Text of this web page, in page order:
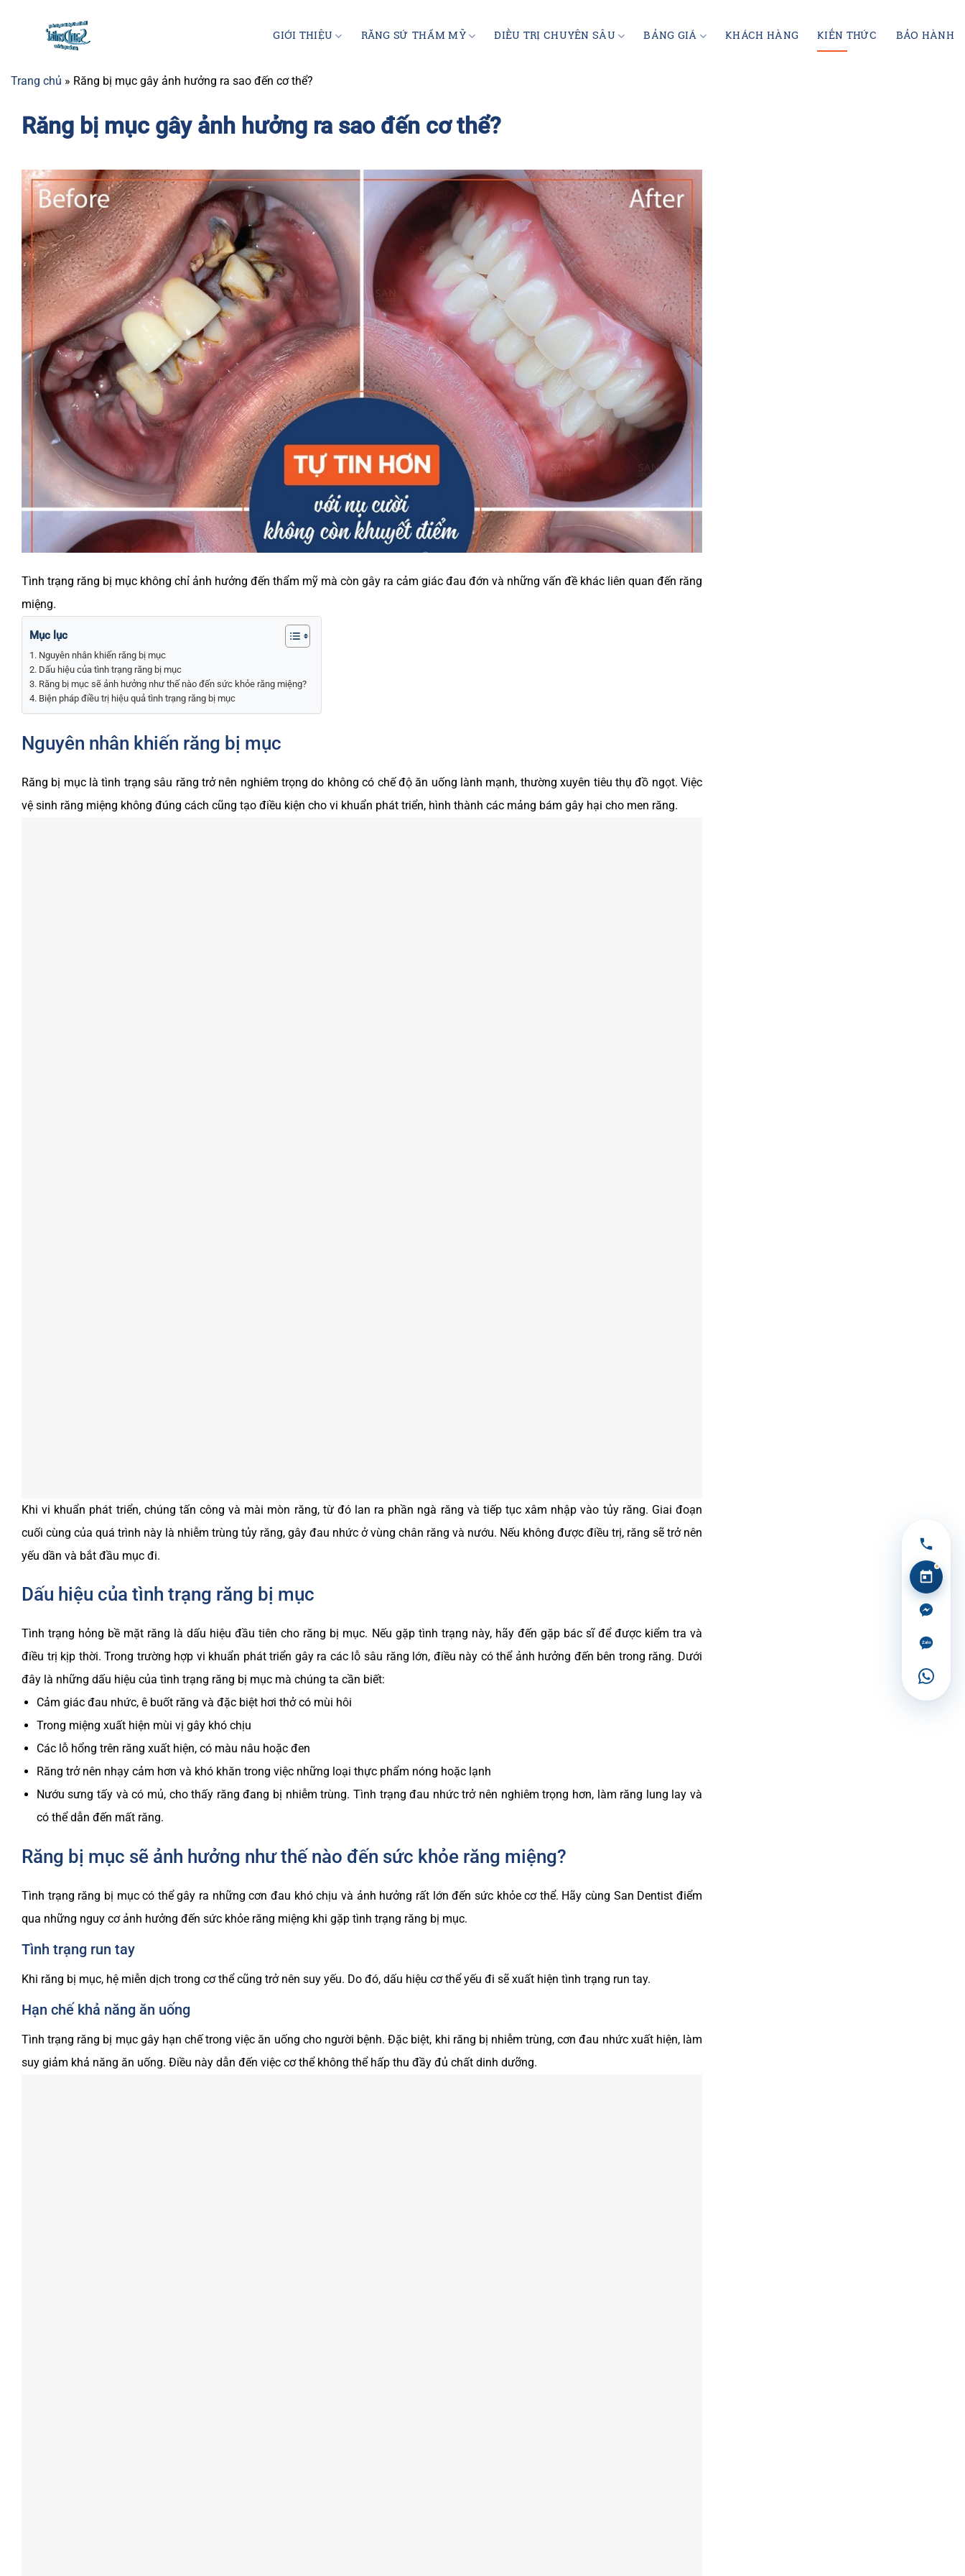
GIỚI THIỆU RĂNG SỨ THẨM MỸ ĐIỀU TRỊ CHUYÊN SÂU BẢNG GIÁ KHÁCH HÀNG KIẾN THỨC BẢO HÀNH
Trang chủ » Răng bị mục gây ảnh hưởng ra sao đến cơ thể?
Răng bị mục gây ảnh hưởng ra sao đến cơ thể?
Tình trạng răng bị mục không chỉ ảnh hưởng đến thẩm mỹ mà còn gây ra cảm giác đau đớn và những vấn đề khác liên quan đến răng
miệng.
Mục lục
Nguyên nhân khiến răng bị mục
Dấu hiệu của tình trạng răng bị mục
Răng bị mục sẽ ảnh hưởng như thế nào đến sức khỏe răng miệng?
Biện pháp điều trị hiệu quả tình trạng răng bị mục
Nguyên nhân khiến răng bị mục
Răng bị mục là tình trạng sâu răng trở nên nghiêm trọng do không có chế độ ăn uống lành mạnh, thường xuyên tiêu thụ đồ ngọt. Việc
vệ sinh răng miệng không đúng cách cũng tạo điều kiện cho vi khuẩn phát triển, hình thành các mảng bám gây hại cho men răng.
Khi vi khuẩn phát triển, chúng tấn công và mài mòn răng, từ đó lan ra phần ngà răng và tiếp tục xâm nhập vào tủy răng. Giai đoạn
cuối cùng của quá trình này là nhiễm trùng tủy răng, gây đau nhức ở vùng chân răng và nướu. Nếu không được điều trị, răng sẽ trở nên
yếu dần và bắt đầu mục đi.
Dấu hiệu của tình trạng răng bị mục
Tình trạng hỏng bề mặt răng là dấu hiệu đầu tiên cho răng bị mục. Nếu gặp tình trạng này, hãy đến gặp bác sĩ để được kiểm tra và
điều trị kịp thời. Trong trường hợp vi khuẩn phát triển gây ra các lỗ sâu răng lớn, điều này có thể ảnh hưởng đến bên trong răng. Dưới
đây là những dấu hiệu của tình trạng răng bị mục mà chúng ta cần biết:
Cảm giác đau nhức, ê buốt răng và đặc biệt hơi thở có mùi hôi
Trong miệng xuất hiện mùi vị gây khó chịu
Các lỗ hổng trên răng xuất hiện, có màu nâu hoặc đen
Răng trở nên nhạy cảm hơn và khó khăn trong việc những loại thực phẩm nóng hoặc lạnh
Nướu sưng tấy và có mủ, cho thấy răng đang bị nhiễm trùng. Tình trạng đau nhức trở nên nghiêm trọng hơn, làm răng lung lay và
có thể dẫn đến mất răng.
Răng bị mục sẽ ảnh hưởng như thế nào đến sức khỏe răng miệng?
Tình trạng răng bị mục có thể gây ra những cơn đau khó chịu và ảnh hưởng rất lớn đến sức khỏe cơ thể. Hãy cùng San Dentist điểm
qua những nguy cơ ảnh hưởng đến sức khỏe răng miệng khi gặp tình trạng răng bị mục.
Tình trạng run tay
Khi răng bị mục, hệ miễn dịch trong cơ thể cũng trở nên suy yếu. Do đó, dấu hiệu cơ thể yếu đi sẽ xuất hiện tình trạng run tay.
Hạn chế khả năng ăn uống
Tình trạng răng bị mục gây hạn chế trong việc ăn uống cho người bệnh. Đặc biệt, khi răng bị nhiễm trùng, cơn đau nhức xuất hiện, làm
suy giảm khả năng ăn uống. Điều này dẫn đến việc cơ thể không thể hấp thu đầy đủ chất dinh dưỡng.